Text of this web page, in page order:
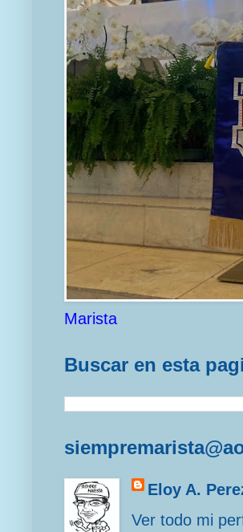
Marista
Buscar en esta
Eloy A.
Ver todo mi